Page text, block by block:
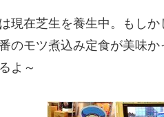
現在芝生を養生中。もし
モツ煮込み定食が美味か
よ～